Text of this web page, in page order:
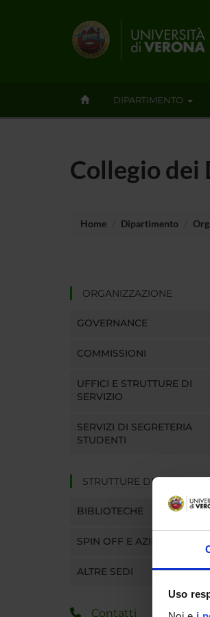
Uso
DIPARTIMENTO
Collegio dei
Home Dipartimento
ORGANIZZAZIONE
GOVERNANCE
COMMISSIONI
UFFICI E STRUTTURE DI
SERVIZIO
SERVIZI DI SEGRETERIA
STUDENTI
STRUTTURE DEL
BIBLIOTECHE
SPIN OFF E AZIENDE
ALTRE SEDI
Contatti